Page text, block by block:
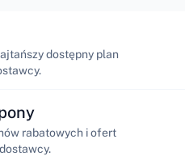
dostępny plan
rabatowych i ofert